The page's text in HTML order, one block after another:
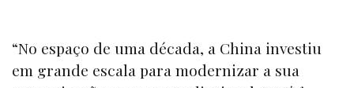
“No espaço de uma década, a China investiu
em grande escala para modernizar a sua